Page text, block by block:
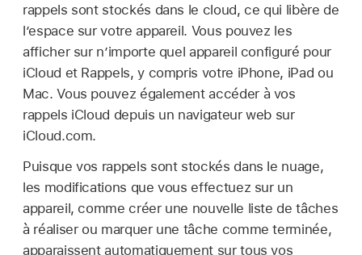
rappels sont stockés dans le cloud, ce qui libère de
l’espace sur votre appareil. Vous pouvez les
afficher sur n’importe quel appareil configuré pour
iCloud et Rappels, y compris votre iPhone, iPad ou
Mac. Vous pouvez également accéder à vos
rappels iCloud depuis un navigateur web sur
iCloud.com.
Puisque vos rappels sont stockés dans le nuage,
les modifications que vous effectuez sur un
appareil, comme créer une nouvelle liste de tâches
à réaliser ou marquer une tâche comme terminée,
apparaissent automatiquement sur tous vos